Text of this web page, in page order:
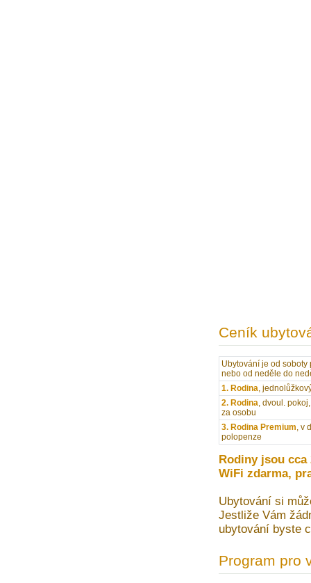
Ceník
Ubytování je od soboty
nebo od neděle do
1. Rodina,
2. Rodina, dvoul.
za osobu
3. Rodina Premium, v
polopenze
Rodiny jsou
WiFi zdarma,
Ubytování si
Jestliže Vám
ubytování byste
Program pro